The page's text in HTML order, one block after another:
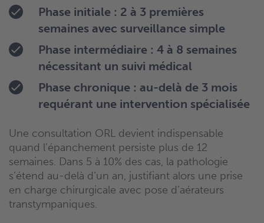
Phase initiale : 2 à 3 premières
semaines avec surveillance simple
Phase intermédiaire : 4 à 8 semaines
nécessitant un suivi médical
Phase chronique : au-delà de 3 mois
requérant une intervention spécialisée
Une consultation ORL devient indispensable
quand l’épanchement persiste plus de 12
semaines. Dans 5 à 10% des cas, la pathologie
s’étend au-delà d’un an, justifiant alors une prise
en charge chirurgicale avec pose d’aérateurs
transtympaniques.